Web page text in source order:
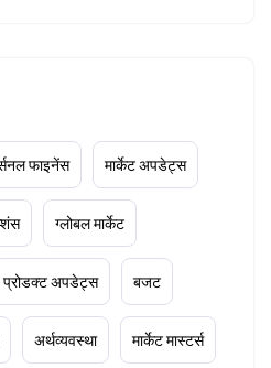
फाइनेंस मार्केट अपडेट्स
ग्लोबल मार्केट
प्रोडक्ट अपडेट्स बजट
अर्थव्यवस्था मार्केट मास्टर्स